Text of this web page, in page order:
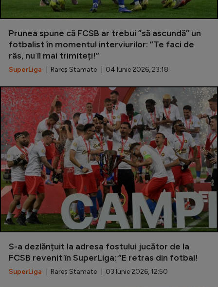
Prunea spune că FCSB ar trebui ”să ascundă” un
fotbalist în momentul interviurilor: ”Te faci de
râs, nu îl mai trimiteți!”
SuperLiga | Rareș Stamate | 04 Iunie 2026, 23:18
S-a dezlănțuit la adresa fostului jucător de la
FCSB revenit în SuperLiga: ”E retras din fotbal!
SuperLiga | Rareș Stamate | 03 Iunie 2026, 12:50